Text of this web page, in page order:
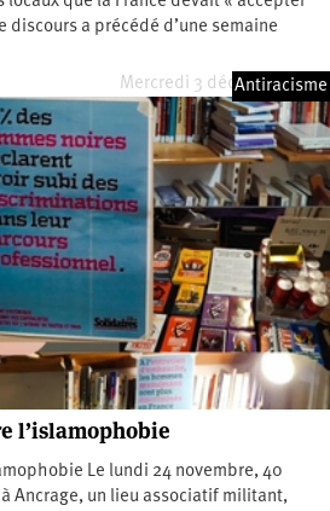
discours a précédé d’une semaine
Mercredi 3 décembre 2025
Antiracisme
l’islamophobie
Le lundi 24 novembre, 40
Ancrage, un lieu associatif militant,